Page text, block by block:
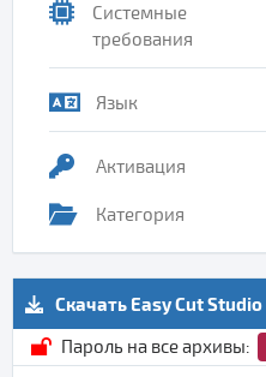
Системные
требования
Язык
Активация
Категория
Скачать Easy Cut Studio
Пароль на все архивы: